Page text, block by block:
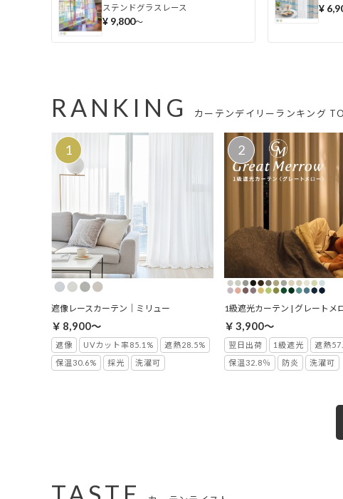
ステンドグラスレース
¥ 9,800〜
¥
カーテンデイリーランキング
RANKING
遮像レースカーテン｜ミリュー
￥8,900～
遮像 UVカット率85.1%
遮熱28.5%
保温30.6%
採光 洗濯可
1級遮光カーテン | グレートメ
￥3,900～
翌日出荷 1級遮光
遮熱
保温32.8％
防炎 洗濯可